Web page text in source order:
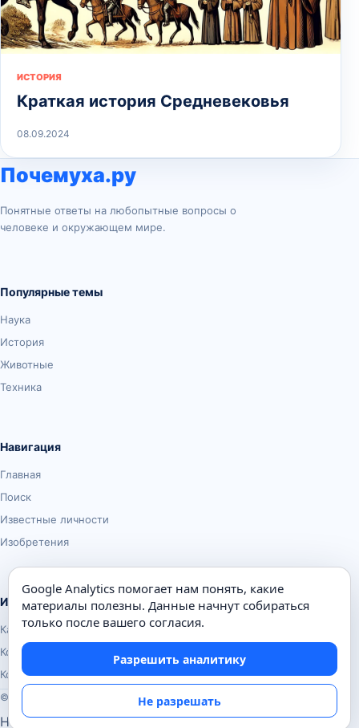
ИСТОРИЯ
Краткая история Средневековья
08.09.2024
Почемуха.ру
Понятные ответы на любопытные вопросы о
человеке и окружающем мире.
Популярные темы
Наука
История
Животные
Техника
Навигация
Главная
Поиск
Известные личности
Изобретения
Информация
Карта сайта
Контакты
Конфиденциальность
© Почемуха.ру, 2010–2026
Настройки аналитики
Google Analytics помогает нам понять, какие
материалы полезны. Данные начнут собираться
только после вашего согласия.
Разрешить аналитику
Не разрешать